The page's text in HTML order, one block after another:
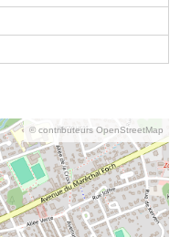
© contributeurs OpenStreetMap